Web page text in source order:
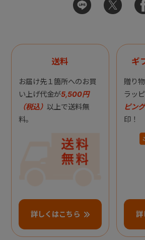
送料
お届け先１箇所へのお買
い上げ代金が5,500円
（税込） 以上で送料無
料。
詳しくはこちら
ギ
贈り
ラッピ
ピン
印！
詳